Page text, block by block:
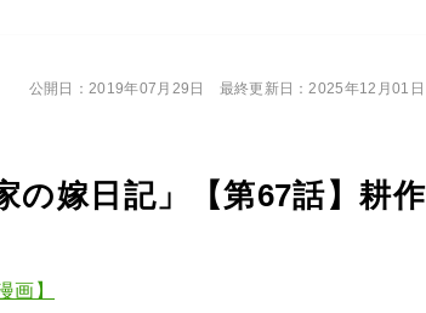
の嫁日記」【第67話】耕作
画】
公開日：2019年07月29日 最終更新日：2025年12月01日